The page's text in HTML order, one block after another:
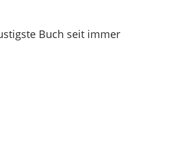
Buch seit immer